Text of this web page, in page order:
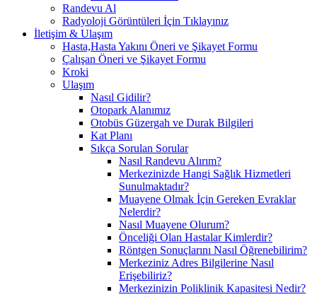
Randevu Al
Radyoloji Görüntüleri İçin Tıklayınız
İletişim & Ulaşım
Hasta,Hasta Yakını Öneri ve Şikayet Formu
Çalışan Öneri ve Şikayet Formu
Kroki
Ulaşım
Nasıl Gidilir?
Otopark Alanımız
Otobüs Güzergah ve Durak Bilgileri
Kat Planı
Sıkça Sorulan Sorular
Nasıl Randevu Alırım?
Merkezinizde Hangi Sağlık Hizmetleri
Sunulmaktadır?
Muayene Olmak İçin Gereken Evraklar
Nelerdir?
Nasıl Muayene Olurum?
Önceliği Olan Hastalar Kimlerdir?
Röntgen Sonuçlarını Nasıl Öğrenebilirim?
Merkeziniz Adres Bilgilerine Nasıl
Erişebiliriz?
Merkezinizin Poliklinik Kapasitesi Nedir?